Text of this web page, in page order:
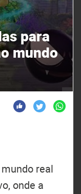
para
mundo
real
onde a